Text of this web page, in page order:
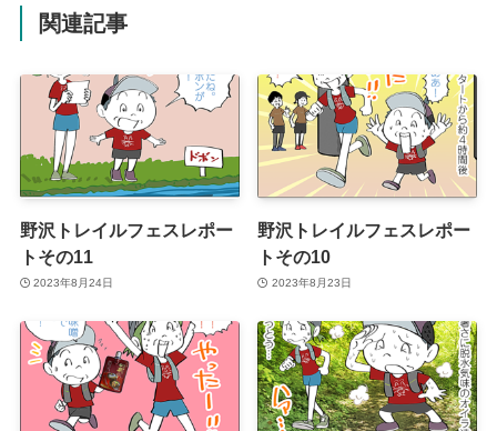
関連記事
野沢トレイルフェスレポー
トその11
2023年8月24日
野沢トレイルフェスレポー
トその10
2023年8月23日